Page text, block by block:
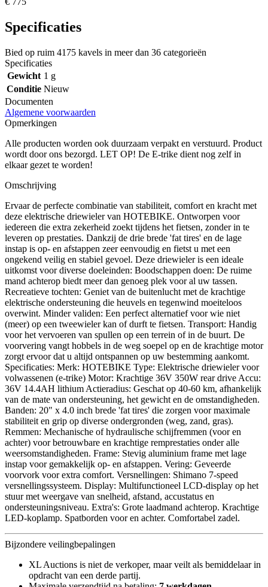
Specificaties
Bied op ruim 4175 kavels in meer dan 36 categorieën
Specificaties
Gewicht 1 g
Conditie Nieuw
Documenten
Algemene voorwaarden
Opmerkingen
Alle producten worden ook duurzaam verpakt en verstuurd. Product
wordt door ons bezorgd. LET OP! De E-trike dient nog zelf in
elkaar gezet te worden!
Omschrijving
Ervaar de perfecte combinatie van stabiliteit, comfort en kracht met
deze elektrische driewieler van HOTEBIKE. Ontworpen voor
iedereen die extra zekerheid zoekt tijdens het fietsen, zonder in te
leveren op prestaties. Dankzij de drie brede 'fat tires' en de lage
instap is op- en afstappen zeer eenvoudig en fietst u met een
ongekend veilig en stabiel gevoel. Deze driewieler is een ideale
uitkomst voor diverse doeleinden: Boodschappen doen: De ruime
mand achterop biedt meer dan genoeg plek voor al uw tassen.
Recreatieve tochten: Geniet van de buitenlucht met de krachtige
elektrische ondersteuning die heuvels en tegenwind moeiteloos
overwint. Minder validen: Een perfect alternatief voor wie niet
(meer) op een tweewieler kan of durft te fietsen. Transport: Handig
voor het vervoeren van spullen op een terrein of in de buurt. De
voorvering vangt hobbels in de weg soepel op en de krachtige motor
zorgt ervoor dat u altijd ontspannen op uw bestemming aankomt.
Specificaties: Merk: HOTEBIKE Type: Elektrische driewieler voor
volwassenen (e-trike) Motor: Krachtige 36V 350W rear drive Accu:
36V 14.4AH lithium Actieradius: Geschat op 40-60 km, afhankelijk
van de mate van ondersteuning, het gewicht en de omstandigheden.
Banden: 20" x 4.0 inch brede 'fat tires' die zorgen voor maximale
stabiliteit en grip op diverse ondergronden (weg, zand, gras).
Remmen: Mechanische of hydraulische schijfremmen (voor en
achter) voor betrouwbare en krachtige remprestaties onder alle
weersomstandigheden. Frame: Stevig aluminium frame met lage
instap voor gemakkelijk op- en afstappen. Vering: Geveerde
voorvork voor extra comfort. Versnellingen: Shimano 7-speed
versnellingssysteem. Display: Multifunctioneel LCD-display op het
stuur met weergave van snelheid, afstand, accustatus en
ondersteuningsniveau. Extra's: Grote laadmand achterop. Krachtige
LED-koplamp. Spatborden voor en achter. Comfortabel zadel.
Bijzondere veilingbepalingen
XL Auctions is niet de verkoper, maar veilt als bemiddelaar in
opdracht van een derde partij.